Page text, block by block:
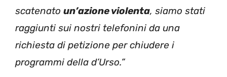
scatenato un’azione violenta, siamo stati
raggiunti sui nostri telefonini da una
richiesta di petizione per chiudere i
programmi della d’Urso.”